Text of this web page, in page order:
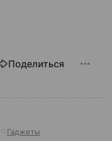
Поделиться
Гаджеты